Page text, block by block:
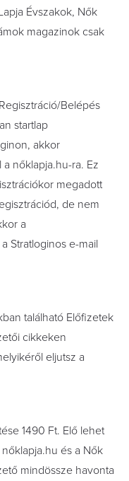
Évszakok, Nők
magazinok csak
Belépés
startlap
akkor
nőklapja.hu-ra. Ez
megadott
de nem
a
Stratloginos e-mail
található Előfizetek
cikkeken
eljutsz a
1490 Ft. Elő lehet
és a Nők
mindössze havonta